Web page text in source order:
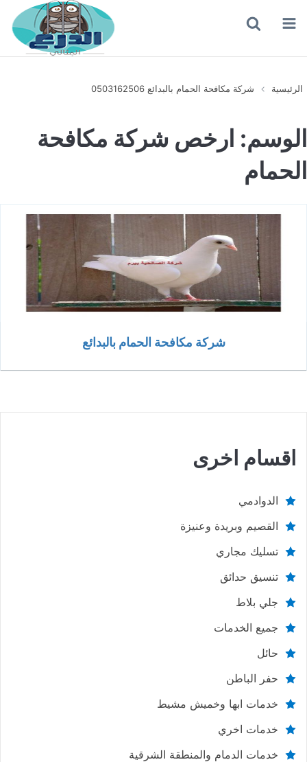
القائمة
الرئيسية شركة مكافحة الحمام بالبدائع 0503162506
الوسم: ارخص شركة مكافحة
الحمام
شركة مكافحة الحمام بالبدائع
اقسام اخرى
الدوادمي
القصيم وبريدة وعنيزة
تسليك مجاري
تنسيق حدائق
جلي بلاط
جميع الخدمات
حائل
حفر الباطن
خدمات ابها وخميش مشيط
خدمات اخري
خدمات الدمام والمنطقة الشرقية